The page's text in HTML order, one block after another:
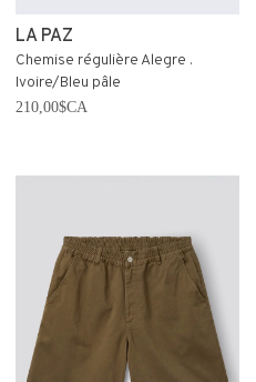
LA PAZ
Chemise régulière Alegre .
Ivoire/Bleu pâle
210,00$CA